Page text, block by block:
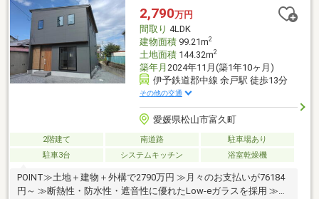
ちらもご覧ください
2,790万円
間取り 4LDK
建物面積99.21m2
土地面積144.32m2
築年月 2024年11月(築1年10ヶ月)
伊予鉄道郡中線 余戸駅 徒歩13分
その他の交通
愛媛県松山市富久町
2階建て 南道路
駐車場あり
駐車3台
システムキッチン 浴室乾燥機
POINT≫土地＋建物＋外構で2790万円 ≫月々のお支払いが76184
円～ ≫断熱性・防水性・遮音性に優れたLow-eガラスを採用 ≫駐